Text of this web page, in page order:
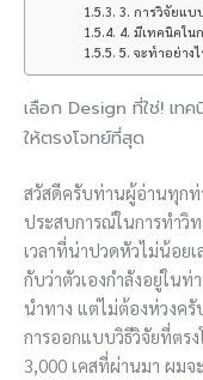
3. การวิจัยแบ
4. มีเทคนิคใน
5. จะทำอย่าง
เลือก Design ที่ใช่! เ
ให้ตรงโจทย์ที่สุด
สวัสดีครับท่านผู้อ่านทุกท่
ประสบการณ์ในการทำ
เวลาที่น่าปวดหัวไม่น้อย
กับว่าตัวเองกำลังอยู่ใน
นำทาง แต่ไม่ต้องห่วงค
การออกแบบวิธีวิจัยที่ตร
3,000 เคสที่ผ่านมา ผมจ